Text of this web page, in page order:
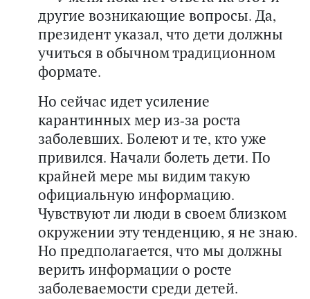
другие возникающие вопросы. Да,
президент указал, что дети должны
учиться в обычном традиционном
формате.
Но сейчас идет усиление
карантинных мер из-за роста
заболевших. Болеют и те, кто уже
привился. Начали болеть дети. По
крайней мере мы видим такую
официальную информацию.
Чувствуют ли люди в своем близком
окружении эту тенденцию, я не знаю.
Но предполагается, что мы должны
верить информации о росте
заболеваемости среди детей.